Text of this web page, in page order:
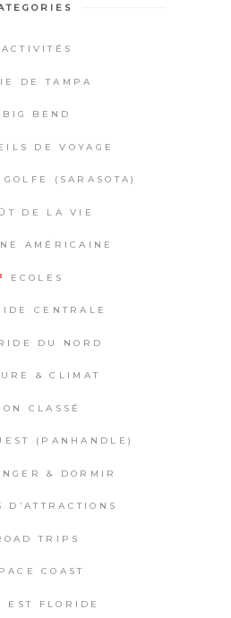
ACTIVITÉS
DE TAMPA
BIG BEND
DE VOYAGE
(SARASOTA)
DE LA VIE
AMÉRICAINE
ECOLES
CENTRALE
DU NORD
& CLIMAT
CLASSÉ
(PANHANDLE)
& DORMIR
D’ATTRACTIONS
TRIPS
COAST
EST FLORIDE